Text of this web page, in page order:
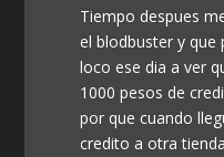
Tiempo despues
el blodbuster y que
loco ese dia a ver
1000 pesos de
por que cuando
credito a otra